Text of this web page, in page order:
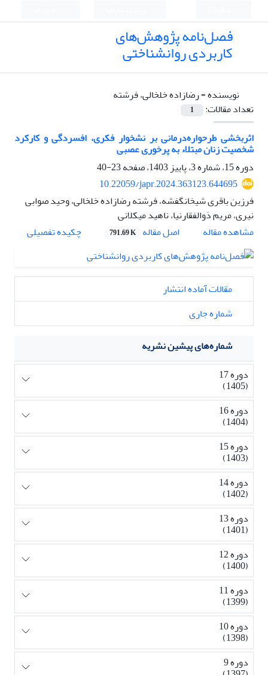
فصل‌نامه پژوهش‌های
کاربردی روانشناختی
نویسنده =رضازاده خلخالی، فرشته
تعداد مقالات:
1
اثربخشی طرحواره‌درمانی بر نشخوار فکری، افسردگی و کارکرد
شخصیت زنان مبتلاء به پرخوری عصبی
دوره 15، شماره 3، پاییز 1403، صفحه
23-40
10.22059/japr.2024.363123.644695
فرزین باقری شیخانگفشه، فرشته رضازاده خلخالی، وحید صوابی
نیری، مریم ذوالفقارنیا، ناهید میکلانی
مشاهده مقاله
اصل مقاله 791.69 K چکیده تفصیلی
مقالات آماده انتشار
شماره جاری
شماره‌های پیشین نشریه
دوره 17
(1405)
دوره 16
(1404)
دوره 15
(1403)
دوره 14
(1402)
دوره 13
(1401)
دوره 12
(1400)
دوره 11
(1399)
دوره 10
(1398)
دوره 9